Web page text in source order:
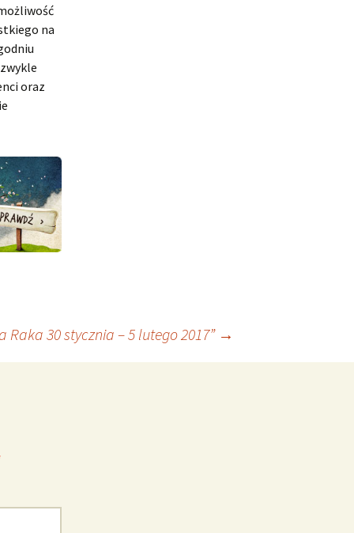
na
oraz
30 stycznia – 5 lutego 2017” →